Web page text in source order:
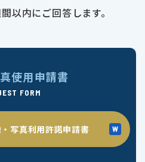
以内にご回答します。
使用申請書
FORM
写真利用許諾申請書